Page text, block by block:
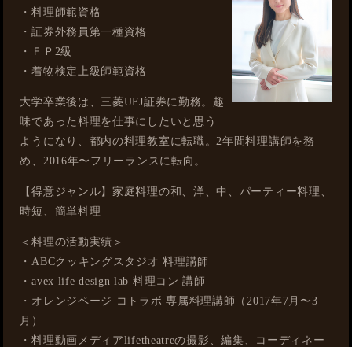
・料理師範資格
・証券外務員第一種資格
・ＦＰ2級
・着物検定上級師範資格
大学卒業後は、三菱UFJ証券に勤務。趣
味であった料理を仕事にしたいと思う
ようになり、都内の料理教室に転職。2年間料理講師を務
め、2016年〜フリーランスに転向。
【得意ジャンル】家庭料理の和、洋、中、パーティー料理、
時短、簡単料理
＜料理の活動実績＞
・ABCクッキングスタジオ 料理講師
・avex life design lab 料理コン 講師
・オレンジページ コトラボ 専属料理講師（2017年7月〜3
月）
・料理動画メディアlifetheatreの撮影、編集、コーディネー